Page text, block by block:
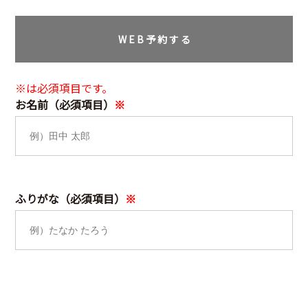
WEB 予 約 す る
お名前（必須項目）
ふりがな（必須項目）